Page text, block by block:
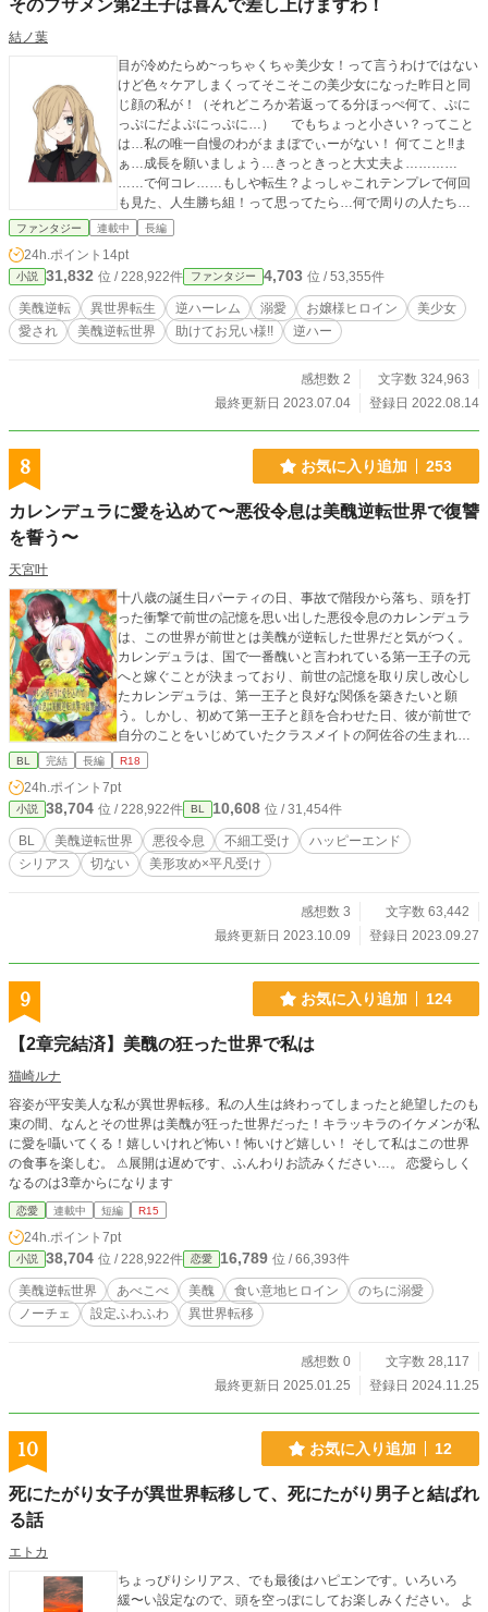
そのブサメン第2王子は喜んで差し上げますわ！
結ノ葉
目が冷めたらめ~っちゃくちゃ美少女！って言うわけではない
けど色々ケアしまくってそこそこの美少女になった昨日と同
じ顔の私が！（それどころか若返ってる分ほっぺ何て、ぷに
っぷにだよぷにっぷに…） でもちょっと小さい？ってこと
は…私の唯一自慢のわがままぼでぃーがない！ 何てこと‼ま
ぁ…成長を願いましょう…きっときっと大丈夫よ…………
……で何コレ……もしや転生？よっしゃこれテンプレで何回
も見た、人生勝ち組！って思ってたら…何で周りの人たち布
被ってんの！？宗教？宗教なの？え…親もお兄ちゃまも？こ
見ても外に出てもブサメンばっか……イヤ無理無理無理外出
たく無い… え？何で俺イケメンだろみたいな顔して外歩いて
んの？絶対にケア何もしてない…まじで無理清潔感皆無じゃ
ん…清潔感…com…back… ってん？あれは………うちのバカ
（妹）と第2王子？ 無理…清潔感皆無×清潔感皆無…うぇ…せ
で！恥ずかしいとかじゃないから！やだ！匂い移るじゃな
い！ イヤー！！！！！助けてお兄ー様！
ファンタジー 連載中 長編
24h.ポイント 14pt
小説 31,832 位 / 228,922件 ファンタジー 4,703 位 / 53,355件
美醜逆転 異世界転生 逆ハーレム 溺愛 お嬢様ヒロイン
美少女
愛され
美醜逆転世界 助けてお兄い様!! 逆ハー
感想数 2
文字数 324,963
最終更新日 2023.07.04
登録日 2022.08.14
8 お気に入り追加 253
カレンデュラに愛を込めて〜悪役令息は美醜逆転世界で復讐
を誓う〜
天宮叶
十八歳の誕生日パーティの日、事故で階段から落ち、頭を打
った衝撃で前世の記憶を思い出した悪役令息のカレンデュラ
は、この世界が前世とは美醜が逆転した世界だと気がつく。
カレンデュラは、国で一番醜いと言われている第一王子の元
へと嫁ぐことが決まっており、前世の記憶を取り戻し改心し
たカレンデュラは、第一王子と良好な関係を築きたいと願
う。しかし、初めて第一王子と顔を合わせた日、彼が前世で
自分のことをいじめていたクラスメイトの阿佐谷の生まれ変
わりだと気が付き、復讐を決意する。しかし、第一王子であ
おしたいと伝えてくる。 愛が憎しみへ、憎しみが愛へと変化
する、復讐ラブストーリー。 ※両性表現、過激表現、無理矢
理rシーンが含まれます
BL 完結 長編 R18
24h.ポイント 7pt
小説 38,704 位 / 228,922件 BL 10,608 位 / 31,454件
BL 美醜逆転世界 悪役令息 不細工受け
ハッピーエンド
シリアス
切ない 美形攻め×平凡受け
感想数 3
文字数 63,442
最終更新日 2023.10.09
登録日 2023.09.27
9 お気に入り追加 124
【2章完結済】美醜の狂った世界で私は
猫崎ルナ
容姿が平安美人な私が異世界転移。私の人生は終わってしまったと絶望したのも
束の間、なんとその世界は美醜が狂った世界だった！キラッキラのイケメンが私
に愛を囁いてくる！嬉しいけれど怖い！怖いけど嬉しい！ そして私はこの世界
の食事を楽しむ。 ⚠︎展開は遅めです、ふんわりお読みください…。 恋愛らしく
なるのは3章からになります
恋愛 連載中 短編 R15
24h.ポイント 7pt
小説 38,704 位 / 228,922件 恋愛 16,789 位 / 66,393件
美醜逆転世界 あべこべ 美醜 食い意地ヒロイン
のちに溺愛
ノーチェ
設定ふわふわ 異世界転移
感想数 0
文字数 28,117
最終更新日 2025.01.25
登録日 2024.11.25
10 お気に入り追加 12
死にたがり女子が異世界転移して、死にたがり男子と結ばれ
る話
エトカ
ちょっぴりシリアス、でも最後はハピエンです。いろいろ
緩〜い設定なので、頭を空っぽにしてお楽しみください。 よ